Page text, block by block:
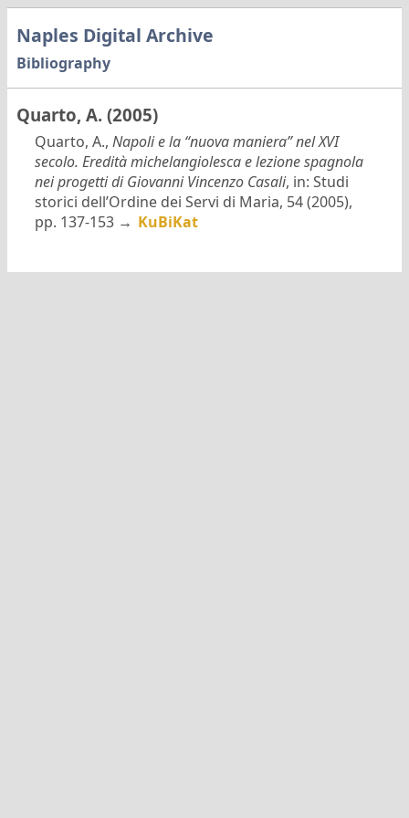
Naples Digital Archive
Bibliography
Quarto, A. (2005)
Quarto, A., Napoli e la “nuova maniera” nel XVI
secolo. Eredità michelangiolesca e lezione spagnola
nei progetti di Giovanni Vincenzo Casali, in: Studi
storici dell’Ordine dei Servi di Maria, 54 (2005),
pp. 137-153 → KuBiKat